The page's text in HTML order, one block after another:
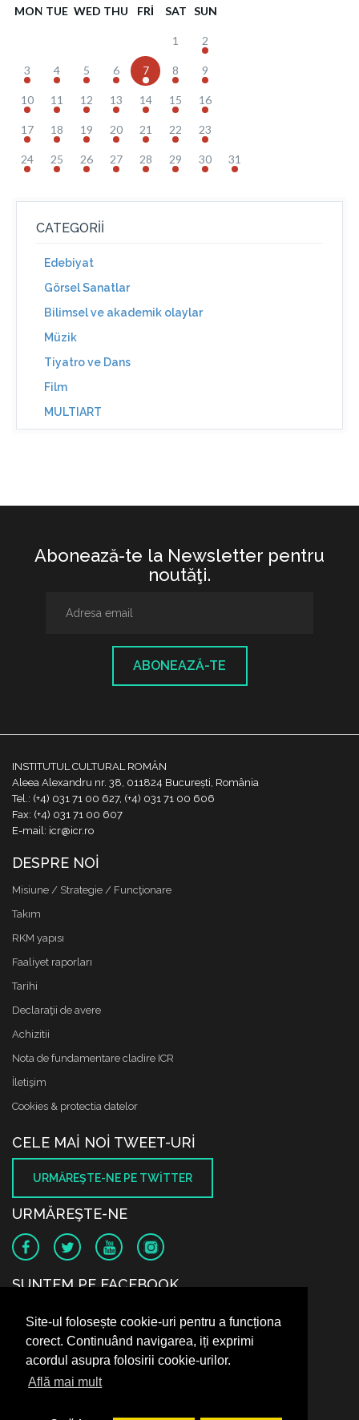
Site-ul folosește cookie-uri pentru a funcționa
corect. Continuând navigarea, iți exprimi
acordul asupra folosirii cookie-urilor.
Află mai mult
MON TUE WED THU FRI SAT SUN
1 2
3 4 5 6 7 8 9
10 11 12 13 14 15 16
17 18 19 20 21 22 23
24 25 26 27 28 29 30 31
CATEGORII
Edebiyat
Görsel Sanatlar
Bilimsel ve akademik olaylar
Müzik
Tiyatro ve Dans
Film
MULTIART
Abonează-te la Newsletter pentru
noutăţi.
ABONEAZĂ-TE
INSTITUTUL CULTURAL ROMÂN
Aleea Alexandru nr. 38, 011824 București, România
Tel.: (+4) 031 71 00 627, (+4) 031 71 00 606
Fax: (+4) 031 71 00 607
E-mail: icr@icr.ro
DESPRE NOI
Misiune / Strategie / Funcţionare
Takım
RKM yapısı
Faaliyet raporları
Tarihi
Declaraţii de avere
Achizitii
Nota de fundamentare cladire ICR
İletişim
Cookies & protectia datelor
CELE MAI NOI TWEET-URI
URMĂREŞTE-NE PE TWITTER
URMĂREŞTE-NE
SUNTEM PE FACEBOOK